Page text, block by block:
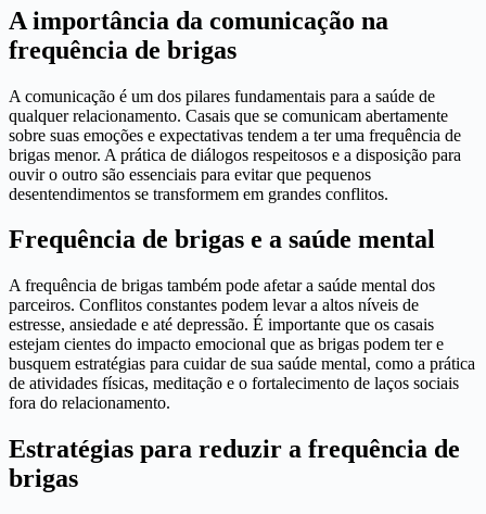
A importância da comunicação na
frequência de brigas
A comunicação é um dos pilares fundamentais para a saúde de
qualquer relacionamento. Casais que se comunicam abertamente
sobre suas emoções e expectativas tendem a ter uma frequência de
brigas menor. A prática de diálogos respeitosos e a disposição para
ouvir o outro são essenciais para evitar que pequenos
desentendimentos se transformem em grandes conflitos.
Frequência de brigas e a saúde mental
A frequência de brigas também pode afetar a saúde mental dos
parceiros. Conflitos constantes podem levar a altos níveis de
estresse, ansiedade e até depressão. É importante que os casais
estejam cientes do impacto emocional que as brigas podem ter e
busquem estratégias para cuidar de sua saúde mental, como a prática
de atividades físicas, meditação e o fortalecimento de laços sociais
fora do relacionamento.
Estratégias para reduzir a frequência de
brigas